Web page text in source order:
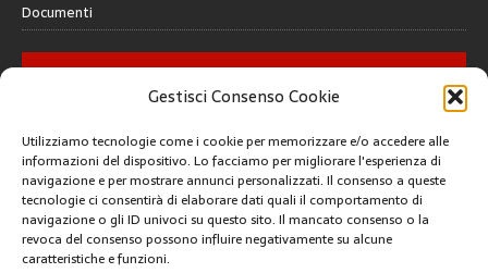
Gestisci Consenso Cookie
Utilizziamo tecnologie come i cookie per memorizzare e/o accedere alle
informazioni del dispositivo. Lo facciamo per migliorare l'esperienza di
navigazione e per mostrare annunci personalizzati. Il consenso a queste
tecnologie ci consentirà di elaborare dati quali il comportamento di
navigazione o gli ID univoci su questo sito. Il mancato consenso o la
revoca del consenso possono influire negativamente su alcune
caratteristiche e funzioni.
Documenti
GALLERY
CREATIVE COMMONS
Questa opera è concessa in licenza con i termini